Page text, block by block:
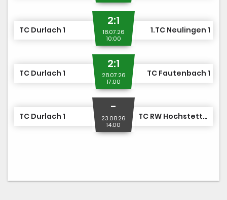
TC Durlach 1
2:1
18.07.26
10:00
1.TC Neulingen 1
TC Durlach 1
2:1
28.07.26
17:00
TC Fautenbach 1
TC Durlach 1
-
23.08.26
14:00
TC RW Hochstetten 1